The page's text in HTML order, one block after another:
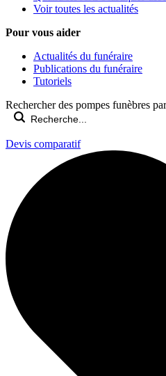
Voir toutes les actualités
Pour vous aider
Actualités du funéraire
Publications du funéraire
Tutoriels
Rechercher des pompes funèbres
Devis comparatif